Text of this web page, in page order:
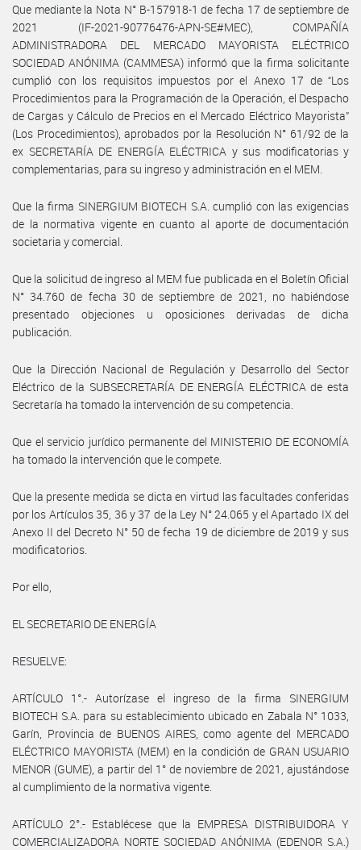
Que mediante la Nota N° B-157918-1 de fecha 17 de septiembre de
2021 (IF-2021-90776476-APN-SE#MEC), COMPAÑÍA
ADMINISTRADORA DEL MERCADO MAYORISTA ELÉCTRICO
SOCIEDAD ANÓNIMA (CAMMESA) informó que la firma solicitante
cumplió con los requisitos impuestos por el Anexo 17 de “Los
Procedimientos para la Programación de la Operación, el Despacho
de Cargas y Cálculo de Precios en el Mercado Eléctrico Mayorista”
(Los Procedimientos), aprobados por la Resolución N° 61/92 de la
ex SECRETARÍA DE ENERGÍA ELÉCTRICA y sus modificatorias y
complementarias, para su ingreso y administración en el MEM.
Que la firma SINERGIUM BIOTECH S.A. cumplió con las exigencias
de la normativa vigente en cuanto al aporte de documentación
societaria y comercial.
Que la solicitud de ingreso al MEM fue publicada en el Boletín Oficial
N° 34.760 de fecha 30 de septiembre de 2021, no habiéndose
presentado objeciones u oposiciones derivadas de dicha
publicación.
Que la Dirección Nacional de Regulación y Desarrollo del Sector
Eléctrico de la SUBSECRETARÍA DE ENERGÍA ELÉCTRICA de esta
Secretaría ha tomado la intervención de su competencia.
Que el servicio jurídico permanente del MINISTERIO DE ECONOMÍA
ha tomado la intervención que le compete.
Que la presente medida se dicta en virtud las facultades conferidas
por los Artículos 35, 36 y 37 de la Ley N° 24.065 y el Apartado IX del
Anexo II del Decreto N° 50 de fecha 19 de diciembre de 2019 y sus
modificatorios.
Por ello,
EL SECRETARIO DE ENERGÍA
RESUELVE:
ARTÍCULO 1°.- Autorízase el ingreso de la firma SINERGIUM
BIOTECH S.A. para su establecimiento ubicado en Zabala N° 1033,
Garín, Provincia de BUENOS AIRES, como agente del MERCADO
ELÉCTRICO MAYORISTA (MEM) en la condición de GRAN USUARIO
MENOR (GUME), a partir del 1° de noviembre de 2021, ajustándose
al cumplimiento de la normativa vigente.
ARTÍCULO 2°.- Establécese que la EMPRESA DISTRIBUIDORA Y
COMERCIALIZADORA NORTE SOCIEDAD ANÓNIMA (EDENOR S.A.)